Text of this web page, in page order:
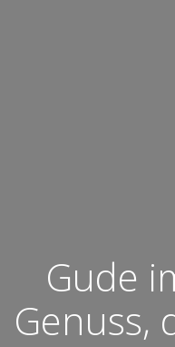
Gude
Genuss,